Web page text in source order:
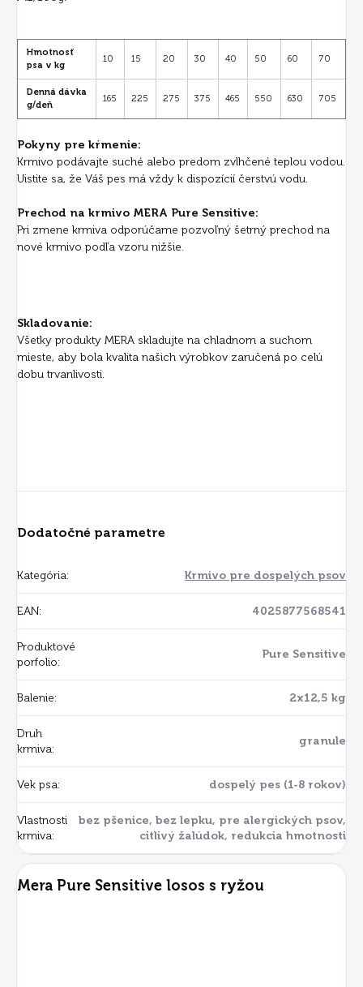
Hmotnosť
psa v kg
10 15 20 30 40 50 60 70
Denná dávka
g/deň
165 225 275 375 465 550 630 705
Pokyny pre kŕmenie:
Krmivo podávajte suché alebo predom zvlhčené teplou vodou.
Uistite sa, že Váš pes má vždy k dispozícií čerstvú vodu.
Prechod na krmivo MERA Pure Sensitive:
Pri zmene krmiva odporúčame pozvoľný šetrný prechod na
nové krmivo podľa vzoru nižšie.
Skladovanie:
Všetky produkty MERA skladujte na chladnom a suchom
mieste, aby bola kvalita našich výrobkov zaručená po celú
dobu trvanlivosti.
Dodatočné parametre
Kategória: Krmivo pre dospelých psov
EAN: 4025877568541
Produktové
porfolio:
Pure Sensitive
Balenie: 2x12,5 kg
Druh
krmiva:
granule
Vek psa: dospelý pes (1-8 rokov)
Vlastnosti
krmiva:
bez pšenice, bez lepku, pre alergických psov,
citlivý žalúdok, redukcia hmotnosti
Mera Pure Sensitive losos s ryžou